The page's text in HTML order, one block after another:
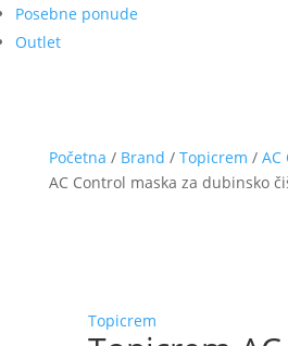
Posebne ponude
Outlet
Početna / Brand / Topicrem / AC
AC Control maska za dubinsko
Topicrem